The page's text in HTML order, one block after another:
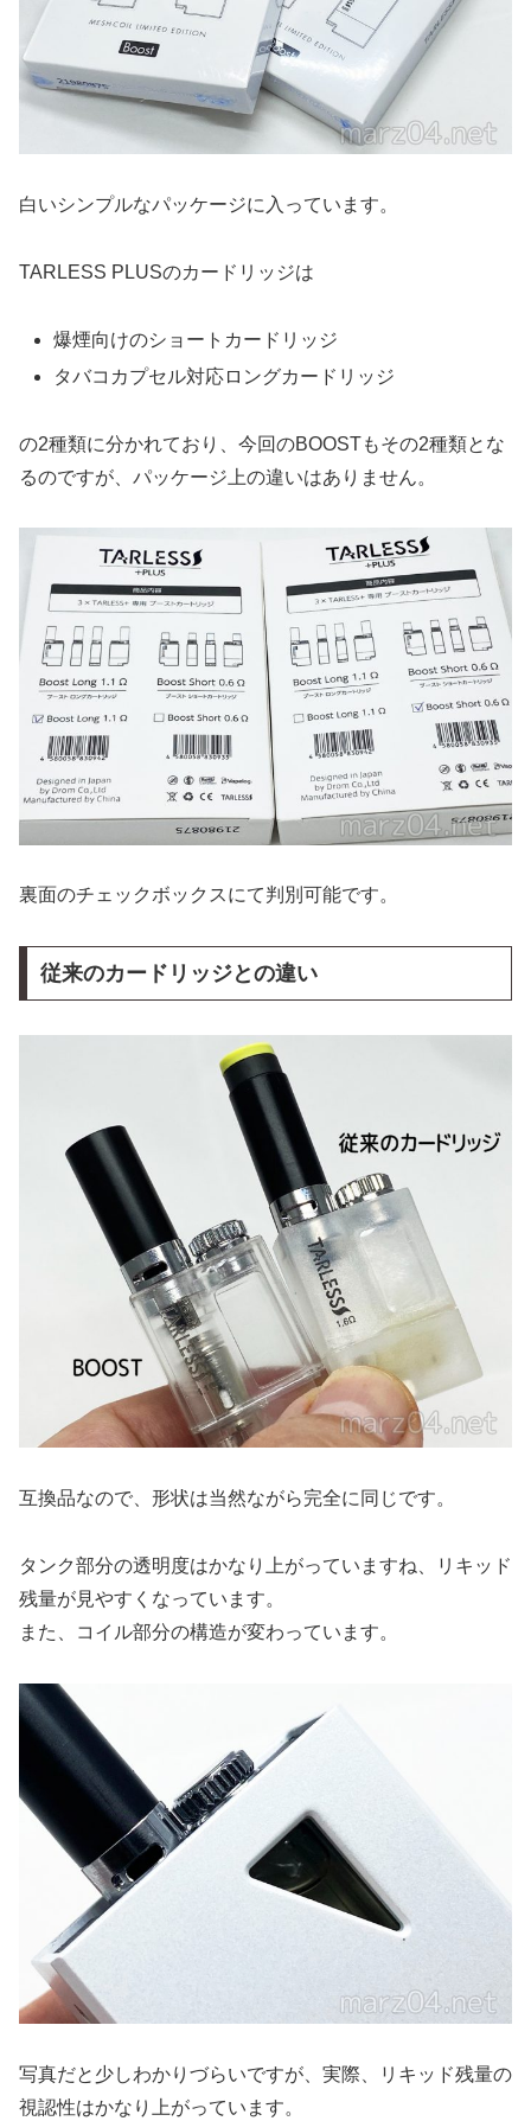
白いシンプルなパッケージに入っています。
TARLESS PLUSのカードリッジは
爆煙向けのショートカードリッジ
タバコカプセル対応ロングカードリッジ
の2種類に分かれており、今回のBOOSTもその2種類とな
るのですが、パッケージ上の違いはありません。
裏面のチェックボックスにて判別可能です。
従来のカードリッジとの違い
互換品なので、形状は当然ながら完全に同じです。
タンク部分の透明度はかなり上がっていますね、リキッド
残量が見やすくなっています。
また、コイル部分の構造が変わっています。
写真だと少しわかりづらいですが、実際、リキッド残量の
視認性はかなり上がっています。